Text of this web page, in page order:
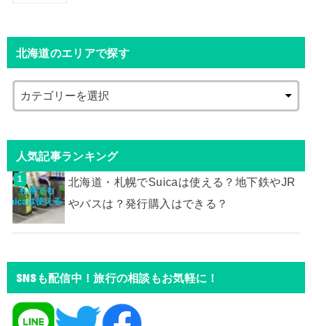
北海道のエリアで探す
人気記事ランキング
北海道・札幌でSuicaは使える？地下鉄やJR
やバスは？発行購入はできる？
SNSも配信中！旅行の相談もお気軽に！